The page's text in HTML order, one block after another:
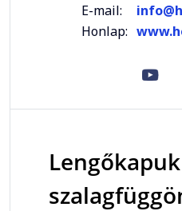
E-mail:
Honlap: